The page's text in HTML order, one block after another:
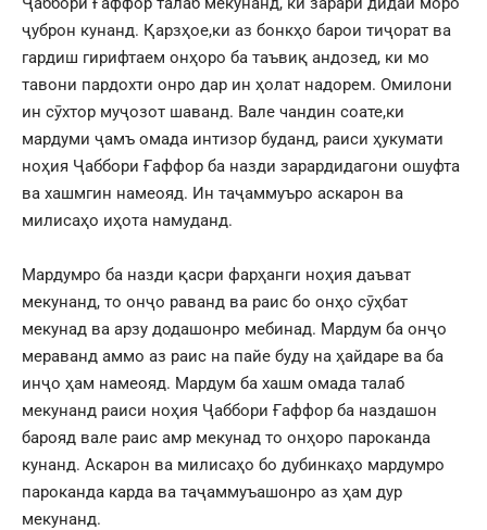
ҷуброн кунанд. Қарзҳое,ки аз бонкҳо барои тиҷорат ва
гардиш гирифтаем онҳоро ба таъвиқ андозед, ки мо
тавони пардохти онро дар ин ҳолат надорем. Омилони
ин сӯхтор муҷозот шаванд. Вале чандин соате,ки
мардуми ҷамъ омада интизор буданд, раиси ҳукумати
ноҳия Ҷаббори Ғаффор ба назди зарардидагони ошуфта
ва хашмгин намеояд. Ин таҷаммуъро аскарон ва
милисаҳо иҳота намуданд.
Мардумро ба назди қасри фарҳанги ноҳия даъват
мекунанд, то онҷо раванд ва раис бо онҳо сӯҳбат
мекунад ва арзу додашонро мебинад. Мардум ба онҷо
мераванд аммо аз раис на пайе буду на ҳайдаре ва ба
инҷо ҳам намеояд. Мардум ба хашм омада талаб
мекунанд раиси ноҳия Ҷаббори Ғаффор ба наздашон
барояд вале раис амр мекунад то онҳоро пароканда
кунанд. Аскарон ва милисаҳо бо дубинкаҳо мардумро
пароканда карда ва таҷаммуъашонро аз ҳам дур
мекунанд.